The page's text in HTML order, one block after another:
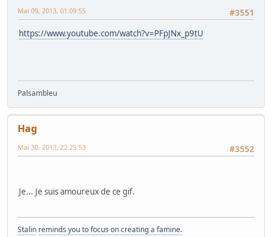
#3551
Mai 09, 2013, 01:09:55
https://www.youtube.com/watch?v=PFpJNx_p9tU
Palsambleu
Hag
#3552
Mai 30, 2013, 22:25:53
Je... Je suis amoureux de ce gif.
Stalin reminds you to focus on creating a famine.